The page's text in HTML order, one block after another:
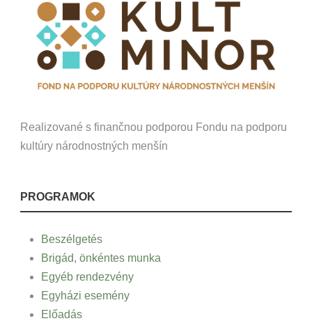
Realizované s finančnou podporou Fondu na podporu
kultúry národnostných menšín
PROGRAMOK
Beszélgetés
Brigád, önkéntes munka
Egyéb rendezvény
Egyházi esemény
Előadás